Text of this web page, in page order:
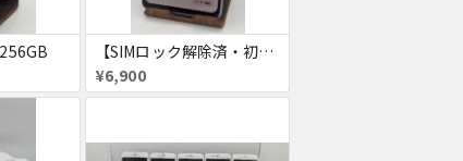
【SIMロック解除済・初期化済】Galaxy A41 SCV48
¥6,900